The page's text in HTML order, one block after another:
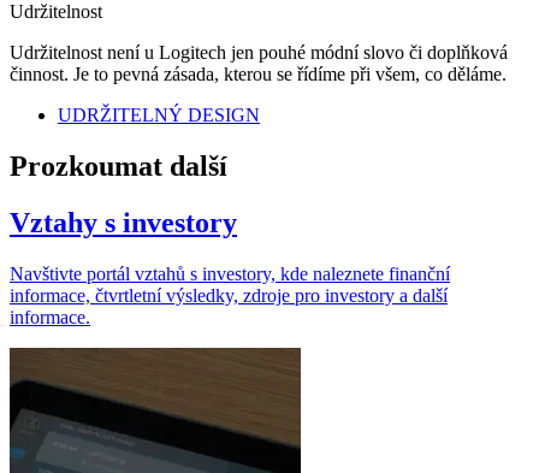
Udržitelnost
Udržitelnost není u Logitech jen pouhé módní slovo či doplňková
činnost. Je to pevná zásada, kterou se řídíme při všem, co děláme.
UDRŽITELNÝ DESIGN
Prozkoumat další
Vztahy s investory
Navštivte portál vztahů s investory, kde naleznete finanční
informace, čtvrtletní výsledky, zdroje pro investory a další
informace.